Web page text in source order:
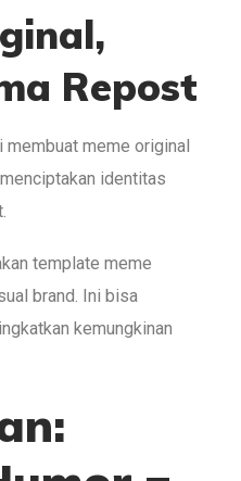
Repost
meme original
identitas
template meme
brand. Ini bisa
kemungkinan